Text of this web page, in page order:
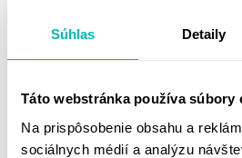
Súhlas Detaily
Táto webstránka používa súbory
Na prispôsobenie obsahu a
sociálnych médií a analýzu
nejkvalitnější hliníkové rozety.
Doprava a vrátenie